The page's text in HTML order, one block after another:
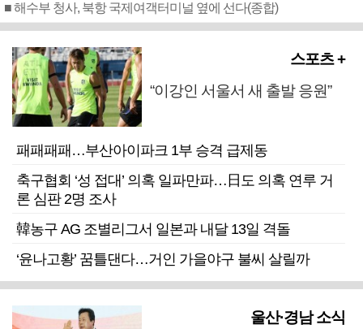
■ 해수부 청사, 북항 국제여객터미널 옆에 선다(종합)
스포츠 +
“이강인 서울서 새 출발 응원”
패패패패…부산아이파크 1부 승격 급제동
축구협회 ‘성 접대’ 의혹 일파만파…日도 의혹 연루 거
론 심판 2명 조사
韓농구 AG 조별리그서 일본과 내달 13일 격돌
‘윤나고황’ 꿈틀댄다…거인 가을야구 불씨 살릴까
울산·경남 소식